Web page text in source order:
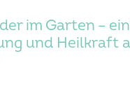
im Garten –
und Heilkraft